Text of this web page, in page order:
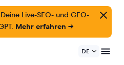
Deine Live-SEO- und GEO-
Mehr erfahren →
DE